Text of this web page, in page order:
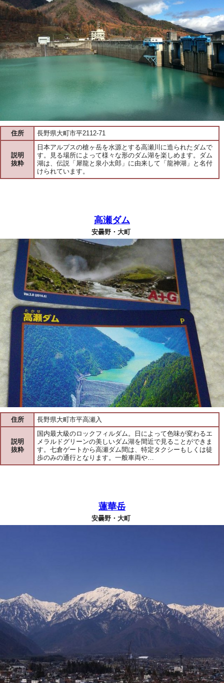
住所 長野県大町市平2112-71
説明
抜粋
日本アルプスの槍ヶ岳を水源とする高瀬川に造られたダムで
す。見る場所によって様々な形のダム湖を楽しめます。ダム
湖は、伝説「犀龍と泉小太郎」に由来して「龍神湖」と名付
けられています。
高瀬ダム
安曇野・大町
住所 長野県大町市平高瀬入
説明
抜粋
国内最大級のロックフィルダム。日によって色味が変わるエ
メラルドグリーンの美しいダム湖を間近で見ることができま
す。七倉ゲートから高瀬ダム間は、特定タクシーもしくは徒
歩のみの通行となります。一般車両や…
蓮華岳
安曇野・大町